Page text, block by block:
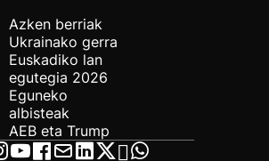
Azken berriak
Ukrainako gerra
Euskadiko lan
egutegia 2026
Eguneko
albisteak
AEB eta Trump